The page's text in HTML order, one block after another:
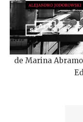
de Marina